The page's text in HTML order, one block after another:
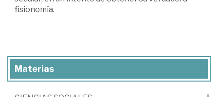
fisionomía.
Materias